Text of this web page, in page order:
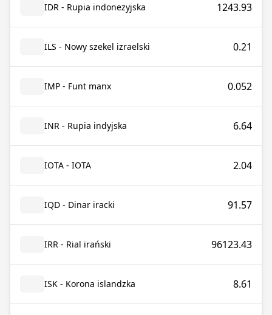
IDR - Rupia indonezyjska 1243.93
ILS - Nowy szekel izraelski 0.21
IMP - Funt manx 0.052
INR - Rupia indyjska 6.64
IOTA - IOTA 2.04
IQD - Dinar iracki 91.57
IRR - Rial irański 96123.43
ISK - Korona islandzka 8.61